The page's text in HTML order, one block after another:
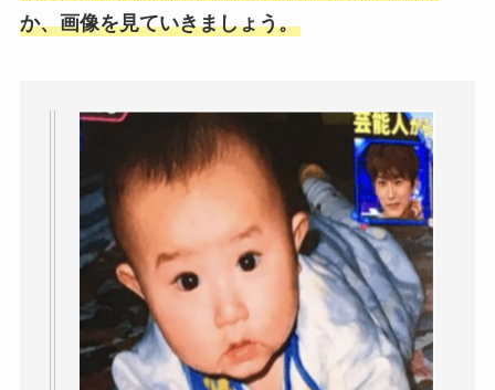
か、画像を見ていきましょう。